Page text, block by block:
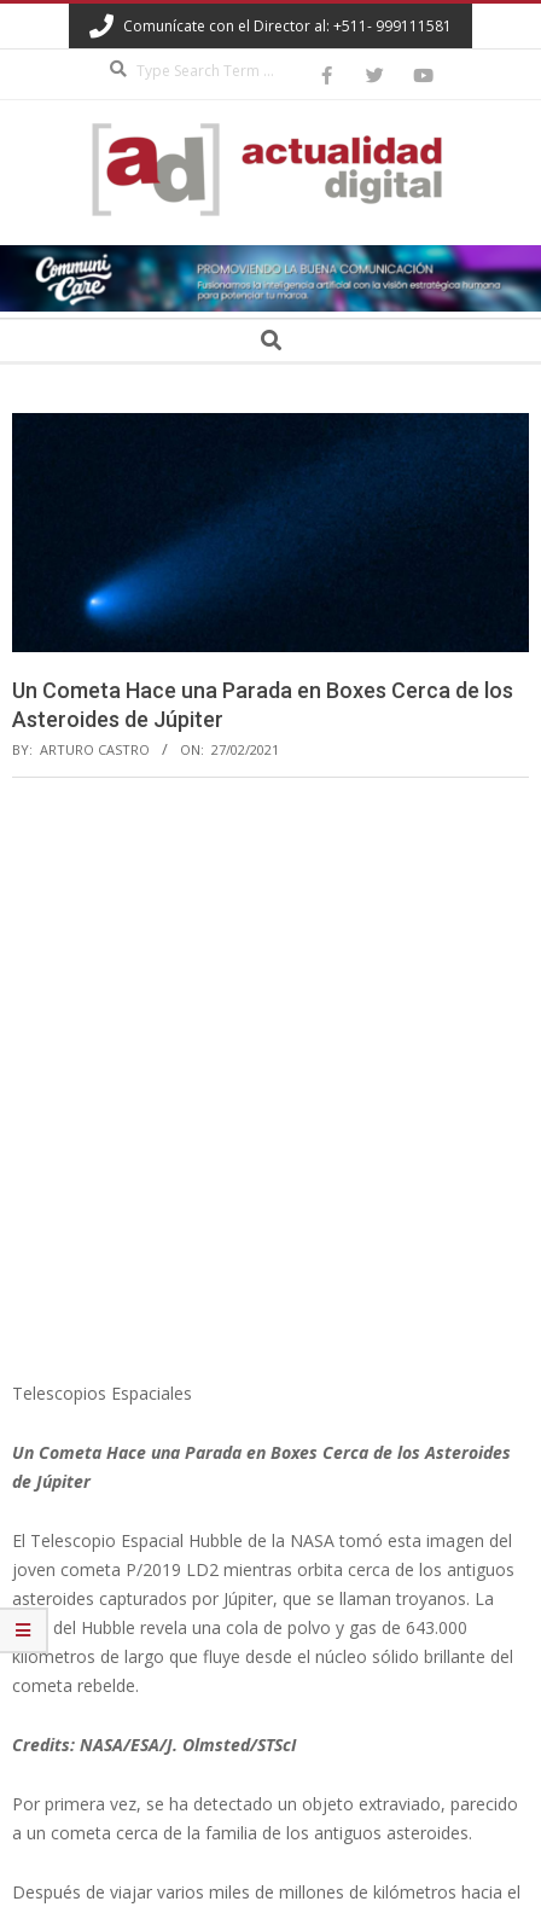
to
Comunícate con el Director al: +511- 999111581
ACTUALIDAD
DIGITAL Search
Un Cometa Hace una Parada en Boxes Cerca de los
Asteroides de Júpiter
BY: ARTURO CASTRO ON: 27/02/2021
Telescopios Espaciales
Un Cometa Hace una Parada en Boxes Cerca de los Asteroides
de Júpiter
El Telescopio Espacial Hubble de la NASA tomó esta imagen del
joven cometa P/2019 LD2 mientras orbita cerca de los antiguos
asteroides capturados por Júpiter, que se llaman troyanos. La
vista del Hubble revela una cola de polvo y gas de 643.000
kilómetros de largo que fluye desde el núcleo sólido brillante del
cometa rebelde.
Credits: NASA/ESA/J. Olmsted/STScI
Por primera vez, se ha detectado un objeto extraviado, parecido
a un cometa cerca de la familia de los antiguos asteroides.
Después de viajar varios miles de millones de kilómetros hacia el